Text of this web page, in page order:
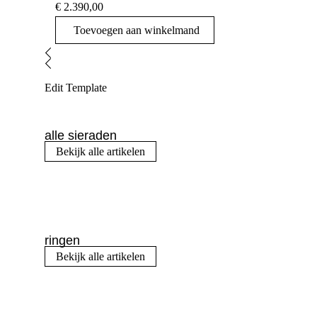
€ 2.390,00
Toevoegen aan winkelmand
Edit Template
alle sieraden
Bekijk alle artikelen
ringen
Bekijk alle artikelen